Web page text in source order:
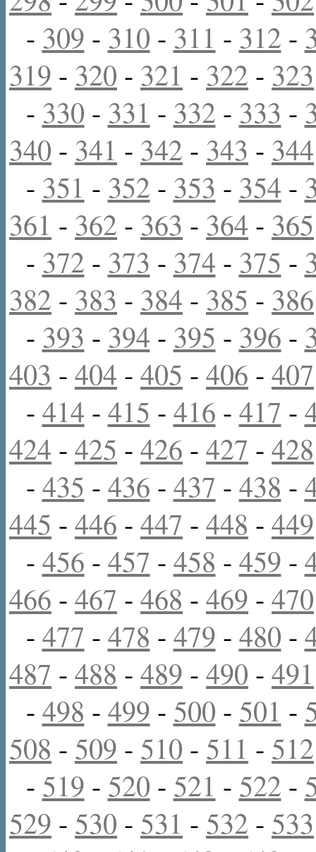
- 309 - 310 - 311 - 312 -
319 - 320 - 321 - 322 - 323
- 330 - 331 - 332 - 333 -
340 - 341 - 342 - 343 - 344
- 351 - 352 - 353 - 354 -
361 - 362 - 363 - 364 - 365
- 372 - 373 - 374 - 375 -
382 - 383 - 384 - 385 - 386
- 393 - 394 - 395 - 396 -
403 - 404 - 405 - 406 - 407
- 414 - 415 - 416 - 417 -
424 - 425 - 426 - 427 - 428
- 435 - 436 - 437 - 438 -
445 - 446 - 447 - 448 - 449
- 456 - 457 - 458 - 459 -
466 - 467 - 468 - 469 - 470
- 477 - 478 - 479 - 480 -
487 - 488 - 489 - 490 - 491
- 498 - 499 - 500 - 501 -
508 - 509 - 510 - 511 - 512
- 519 - 520 - 521 - 522 -
529 - 530 - 531 - 532 - 533